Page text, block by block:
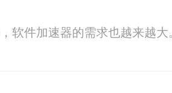
软件加速器的需求也越来越